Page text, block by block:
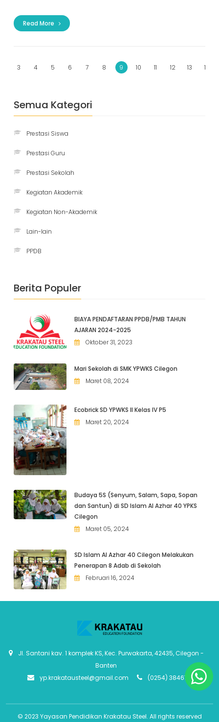
Read More
3 4 5 6 7 8 9 10 11 12 13 14
Semua Kategori
Prestasi Siswa
Prestasi Guru
Prestasi Sekolah
Kegiatan Akademik
Kegiatan Non-Akademik
Lain-lain
PPDB
Berita Populer
BIAYA PENDAFTARAN PPDB/PMB TAHUN
AJARAN 2024-2025
Oktober 31, 2023
Mari Sekolah di SMK YPWKS Cilegon
Maret 08, 2024
Ecobrick SD YPWKS II Kelas IV P5
Maret 20, 2024
Budaya 5S (Senyum, Salam, Sapa, Sopan
dan Santun) di SD Islam Al Azhar 40 YPKS
Cilegon
Maret 05, 2024
SD Islam Al Azhar 40 Cilegon Melakukan
Penerapan 8 Adab di Sekolah
Februari 16, 2024
Jl. Santani kav. 1 komplek KS, Kec. Purwakarta, 42435, Cilegon -
Banten
yp.krakatausteel@gmail.com
(0254) 384675
© 2023 Yayasan Pendidikan Krakatau Steel. All rights reserved